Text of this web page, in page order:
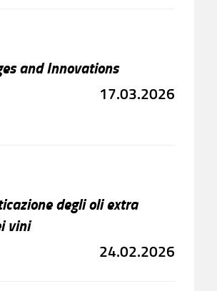
and Innovations
17.03.2026
degli oli extra
vini
24.02.2026